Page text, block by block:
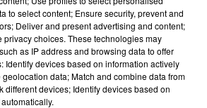
piétonnes accentuées aux
lieux de vie de la commune
zones commerçantes…).»
to select content; Ensure security, prevent and
Deliver and present advertising and content;
privacy choices. These technologies may
as IP address and browsing data to offer
Identify devices based on information actively
data; Match and combine data from
different devices; Identify devices based on